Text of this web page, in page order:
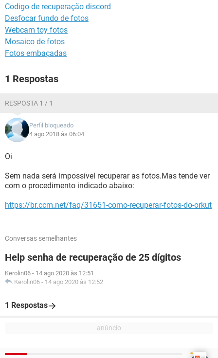
Codigo de recuperação discord
Desfocar fundo de fotos
Webcam toy fotos
Mosaico de fotos
Fotos embaçadas
1 Respostas
RESPOSTA 1 / 1
Perfil bloqueado
4 ago 2018 às 06:04
Oi
Sem nada será impossível recuperar as fotos.Mas tende ver
com o procedimento indicado abaixo:
https://br.ccm.net/faq/31651-como-recuperar-fotos-do-orkut
Conversas semelhantes
Help senha de recuperação de 25 dígitos
Kerolin06 - 14 ago 2020 às 12:51
Kerolin06 - 14 ago 2020 às 12:52
1 Respostas